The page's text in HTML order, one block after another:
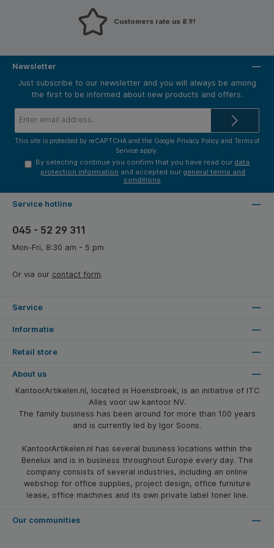
Customers rate us 8.9!
Newsletter
Just subscribe to our newsletter and you will always be among
the first to be informed about new products and offers.
This site is protected by reCAPTCHA and the Google Privacy Policyand Terms of
Service apply.
By selecting continue you confirm that you have read our data
protection information and accepted our general terms and
conditions
Service hotline
045 - 52 29 311
Mon-Fri, 8:30 am - 5 pm
Or via our contact form.
Service
Informatie
Retail store
About us
KantoorArtikelen.nl, located in Hoensbroek, is an initiative of ITC
Alles voor uw kantoor NV.
The family business has been around for more than 100 years
and is currently led by Igor Soons.
KantoorArtikelen.nl has several business locations within the
Benelux and is in business throughout Europe every day. The
company consists of several industries, including an online
webshop for office supplies, project design, office furniture
lease, office machines and its own private label toner line.
Our communities